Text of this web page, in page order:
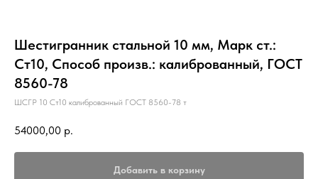
Шестигранник стальной 10 мм, Марк ст.:
Ст10, Способ произв.: калиброванный, ГОСТ
8560-78
ШСГР 10 Ст10 калиброванный ГОСТ 8560-78 т
54000,00 р.
Добавить в корзину